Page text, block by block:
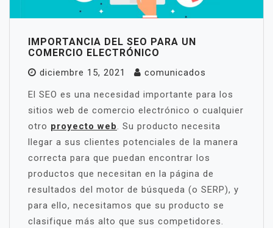
IMPORTANCIA DEL SEO PARA UN
COMERCIO ELECTRÓNICO
diciembre 15, 2021
comunicados
El SEO es una necesidad importante para los
sitios web de comercio electrónico o cualquier
otro proyecto web. Su producto necesita
llegar a sus clientes potenciales de la manera
correcta para que puedan encontrar los
productos que necesitan en la página de
resultados del motor de búsqueda (o SERP), y
para ello, necesitamos que su producto se
clasifique más alto que sus competidores.